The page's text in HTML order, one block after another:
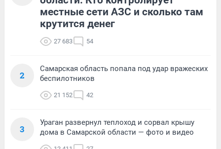
местные сети АЗС и сколько там
крутится денег
27 683 54
2
Самарская область попала под удар вражеских
беспилотников
21 152 42
3
Ураган развернул теплоход и сорвал крышу
дома в Самарской области — фото и видео